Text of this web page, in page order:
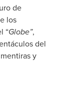
de
los
“Globe”,
del
y